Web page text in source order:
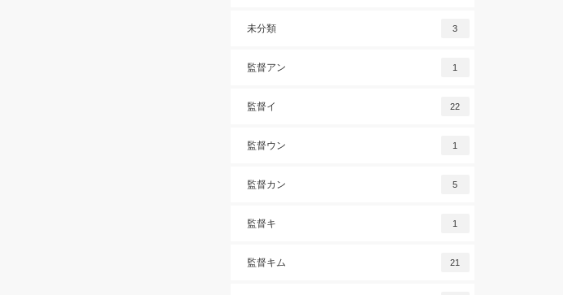
未分類 3
監督アン 1
監督イ 22
監督ウン 1
監督カン 5
監督キ 1
監督キム 21